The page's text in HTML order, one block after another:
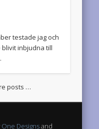
testade jag och
blivit inbjudna till
posts …
One Designsand